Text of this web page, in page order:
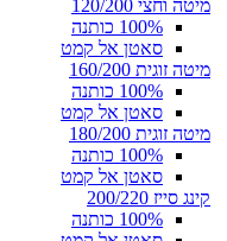
מיטה וחצי 120/200
100% כותנה
סאטן אל קמט
מיטה זוגית 160/200
100% כותנה
סאטן אל קמט
מיטה זוגית 180/200
100% כותנה
סאטן אל קמט
קינג סייז 200/220
100% כותנה